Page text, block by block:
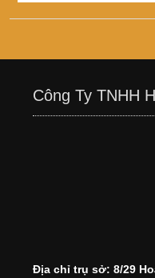
Công Ty TNHH
Địa chỉ trụ sở: 8/29